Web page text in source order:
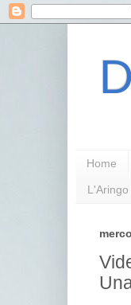
Home
L'Aringo